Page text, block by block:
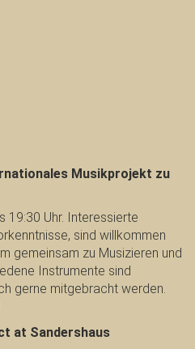
Musikprojekt zu
19:30 Uhr. Interessierte
sind willkommen
gemeinsam zu Musizieren und
Instrumente sind
gerne mitgebracht werden.
at Sandershaus